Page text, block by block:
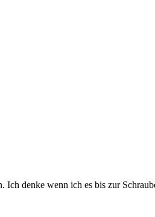
denke wenn ich es bis zur